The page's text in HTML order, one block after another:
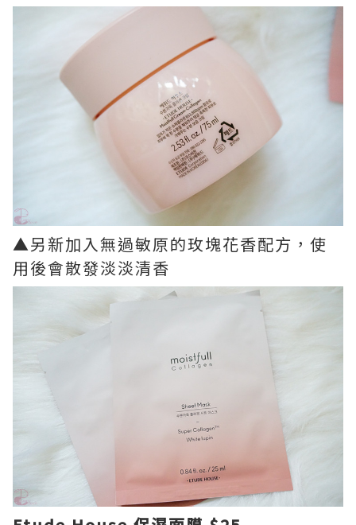
▲另新加入無過敏原的玫塊花香配方，使
用後會散發淡淡清香